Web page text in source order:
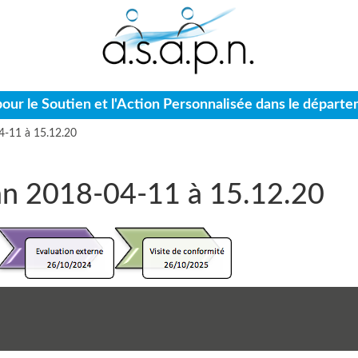
le Soutien et l'Action Personnalisée dans le
11 à 15.12.20
2018-04-11 à 15.12.20